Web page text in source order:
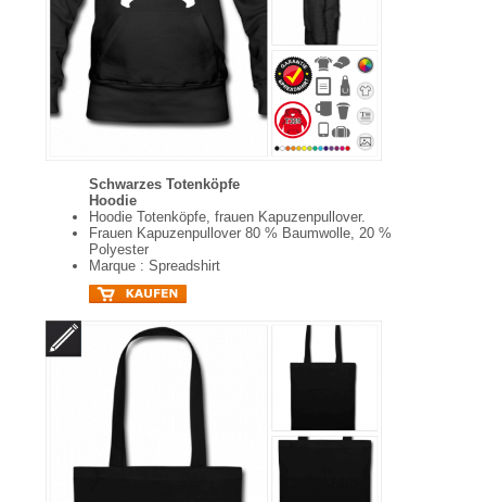
Schwarzes Totenköpfe
Hoodie
Hoodie Totenköpfe, frauen Kapuzenpullover.
Frauen Kapuzenpullover 80 % Baumwolle, 20 %
Polyester
Marque : Spreadshirt